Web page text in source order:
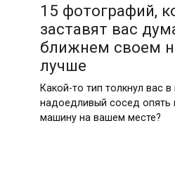
15 фотографий,
заставят вас
ближнем своем
лучше
Какой-то тип толкнул вас
надоедливый сосед опять
машину на вашем месте?